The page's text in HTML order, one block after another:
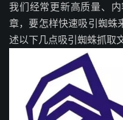
我们经常更新高质量、
章，要怎样快速吸引蜘蛛
述以下几点吸引蜘蛛抓取